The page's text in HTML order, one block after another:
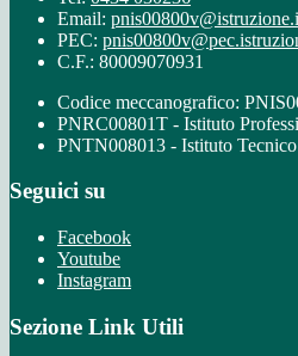
Email:
PEC:
C.F.: 80009070931
Codice meccanografico:
PNRC00801T - Istituto
PNTN008013 - Istituto Tecnico
Seguici su
Facebook
Youtube
Instagram
Sezione Link Utili